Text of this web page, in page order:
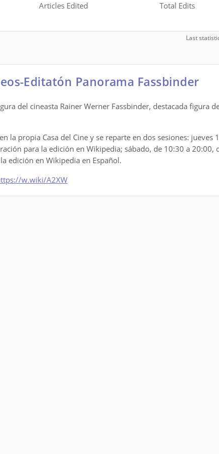
Articles Edited Total Edits
Last
Editatón Panorama Fassbinder
del cineasta Rainer Werner Fassbinder, destacada figura
la propia Casa del Cine y se reparte en dos sesiones: jueves
para la edición en Wikipedia; sábado, de 10:30 a 20:00,
edición en Wikipedia en Español.
w.wiki/A2XW